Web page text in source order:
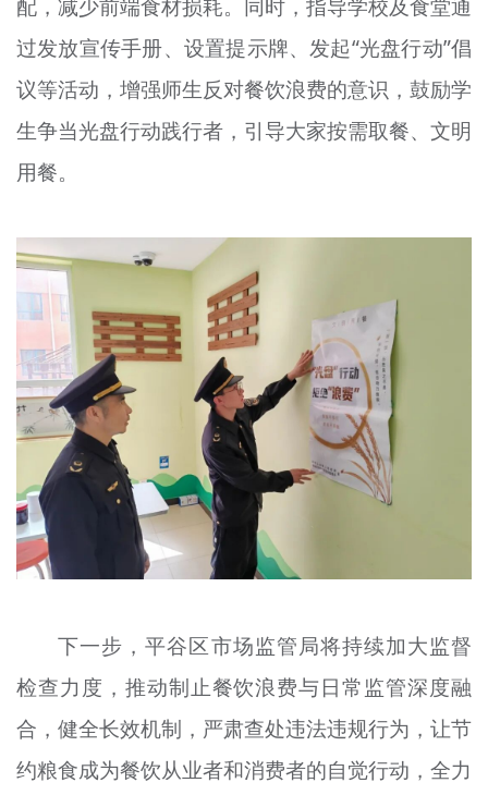
配，减少前端食材损耗。同时，指导学校及食堂通
过发放宣传手册、设置提示牌、发起“光盘行动”倡
议等活动，增强师生反对餐饮浪费的意识，鼓励学
生争当光盘行动践行者，引导大家按需取餐、文明
用餐。
下一步，平谷区市场监管局将持续加大监督
检查力度，推动制止餐饮浪费与日常监管深度融
合，健全长效机制，严肃查处违法违规行为，让节
约粮食成为餐饮从业者和消费者的自觉行动，全力